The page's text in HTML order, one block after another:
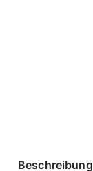
Beschreibung